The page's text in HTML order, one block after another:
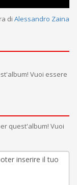
di Alessandro Zaina
Vuoi essere
quest'album! Vuoi